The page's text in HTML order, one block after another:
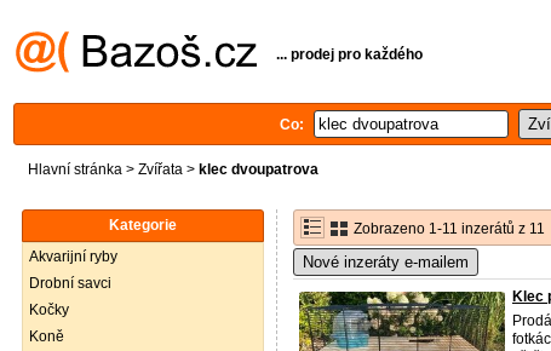
... prodej pro každého
Co:
Hlavní stránka > Zvířata > klec dvoupatrova
Kategorie
Akvarijní ryby
Drobní savci
Kočky
Koně
Zobrazeno 1-11 inzerátů z 11
Nové inzeráty e-mailem
Klec